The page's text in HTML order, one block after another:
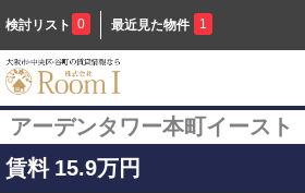
検討リスト 0 最近見た物件 1
アーデンタワー本町イースト
賃料 15.9万円